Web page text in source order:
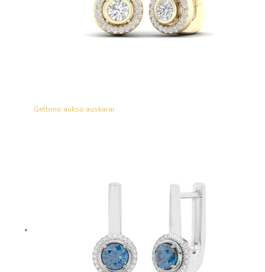
Geltono aukso auskarai